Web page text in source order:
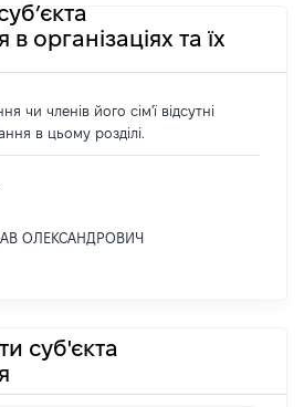
організаціях та їх
чи членів його сім'ї відсутні
в цьому розділі.
ОЛЕКСАНДРОВИЧ
суб'єкта